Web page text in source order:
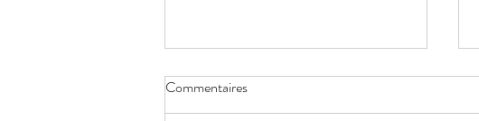
Commentaires